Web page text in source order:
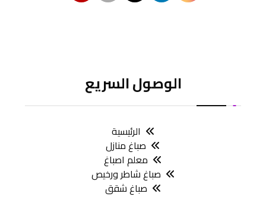
الوصول السريع
الرئيسية
صباغ منازل
معلم اصباغ
صباغ شاطر ورخيص
صباغ شقق